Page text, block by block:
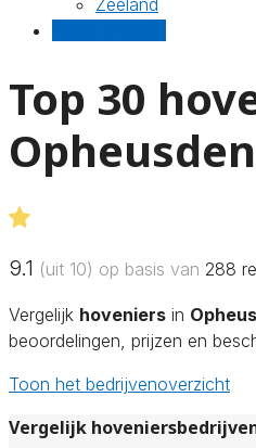
Zeeland
Top 30
Opheusden
9.1 (uit 10) op basis van 288
Vergelijk hoveniers in
beoordelingen, prijzen en
Toon het bedrijvenoverzicht
Vergelijk